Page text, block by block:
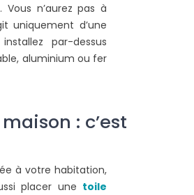
n’aurez pas à
uniquement d’une
par-dessus
aluminium ou fer
: c’est
à votre habitation,
placer une toile